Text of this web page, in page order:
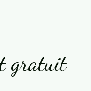
gratuit